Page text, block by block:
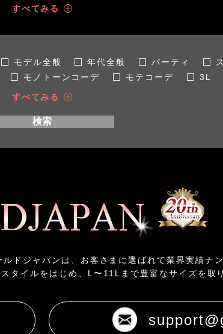
る！カラー講座
すべてみる
モデル全般 年代全般 パーティ
モノトーンコーデ モテコーデ 3L
手入れ/洋服ケア
マストバイ
すべてみる
検索
ドジャパンは、お客さまに選ばれて業界実績ナン
タイルをはじめ、L〜11Lまで豊富なサイズを取